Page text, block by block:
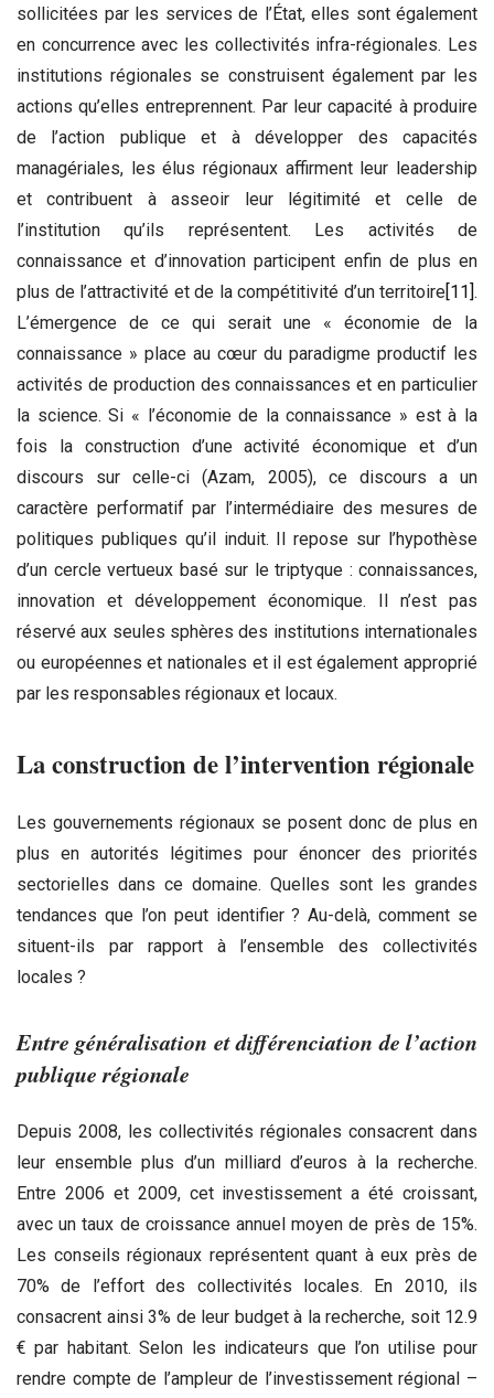
sollicitées par les services de l’État, elles sont également
en concurrence avec les collectivités infra-régionales. Les
institutions régionales se construisent également par les
actions qu’elles entreprennent. Par leur capacité à produire
de l’action publique et à développer des capacités
managériales, les élus régionaux affirment leur leadership
et contribuent à asseoir leur légitimité et celle de
l’institution qu’ils représentent. Les activités de
connaissance et d’innovation participent enfin de plus en
plus de l’attractivité et de la compétitivité d’un territoire[11].
L’émergence de ce qui serait une « économie de la
connaissance » place au cœur du paradigme productif les
activités de production des connaissances et en particulier
la science. Si « l’économie de la connaissance » est à la
fois la construction d’une activité économique et d’un
discours sur celle-ci (Azam, 2005), ce discours a un
caractère performatif par l’intermédiaire des mesures de
politiques publiques qu’il induit. Il repose sur l’hypothèse
d’un cercle vertueux basé sur le triptyque : connaissances,
innovation et développement économique. Il n’est pas
réservé aux seules sphères des institutions internationales
ou européennes et nationales et il est également approprié
par les responsables régionaux et locaux.
La construction de l’intervention régionale
Les gouvernements régionaux se posent donc de plus en
plus en autorités légitimes pour énoncer des priorités
sectorielles dans ce domaine. Quelles sont les grandes
tendances que l’on peut identifier ? Au-delà, comment se
situent-ils par rapport à l’ensemble des collectivités
locales ?
Entre généralisation et différenciation de l’action
publique régionale
Depuis 2008, les collectivités régionales consacrent dans
leur ensemble plus d’un milliard d’euros à la recherche.
Entre 2006 et 2009, cet investissement a été croissant,
avec un taux de croissance annuel moyen de près de 15%.
Les conseils régionaux représentent quant à eux près de
70% de l’effort des collectivités locales. En 2010, ils
consacrent ainsi 3% de leur budget à la recherche, soit 12.9
€ par habitant. Selon les indicateurs que l’on utilise pour
rendre compte de l’ampleur de l’investissement régional –